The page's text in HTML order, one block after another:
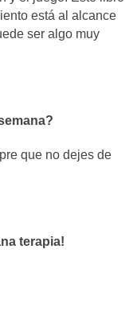
está al alcance
ser algo muy
que no dejes de
terapia!